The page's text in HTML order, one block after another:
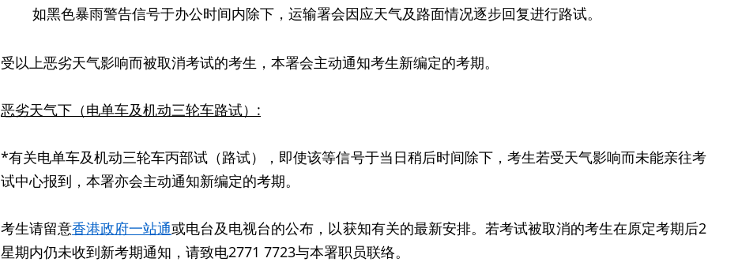
如黑色暴雨警告信号于办公时间内除下，运输署会因应天气及路面情况逐步回复进行路试。
受以上恶劣天气影响而被取消考试的考生，本署会主动通知考生新编定的考期。
恶劣天气下（电单车及机动三轮车路试）:
*有关电单车及机动三轮车丙部试（路试），即使该等信号于当日稍后时间除下，考生若受天气影响而未能亲往考
试中心报到，本署亦会主动通知新编定的考期。
考生请留意香港政府一站通或电台及电视台的公布，以获知有关的最新安排。若考试被取消的考生在原定考期后2
星期内仍未收到新考期通知，请致电2771 7723与本署职员联络。